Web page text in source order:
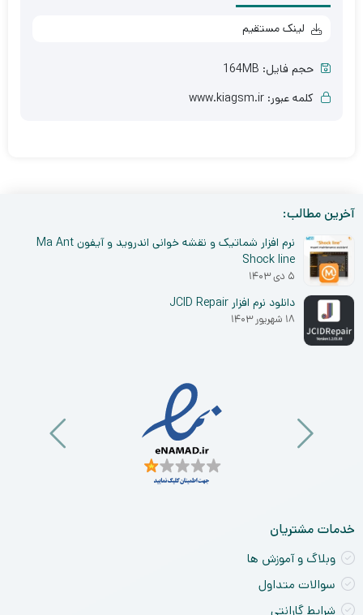
لینک مستقیم
حجم فایل: 164MB
کلمه عبور: www.kiagsm.ir
آخرین مطالب:
نرم افزار شماتیک و نقشه خوانی اندروید و آیفون Ma Ant
Shock line
۵ دی ۱۴۰۳
دانلود نرم افزار JCID Repair
۱۸ شهریور ۱۴۰۳
خدمات مشتریان
وبلاگ و آموزش ها
سوالات متداول
شرایط گارانتی